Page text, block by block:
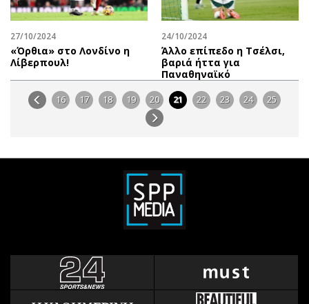
27/10/2024
«Όρθια» στο Λονδίνο η
Λίβερπουλ!
24/10/2024
Άλλο επίπεδο η Τσέλσι,
βαριά ήττα για
Παναθηναϊκό
16 17 18 19 20 21 22 23 24 25